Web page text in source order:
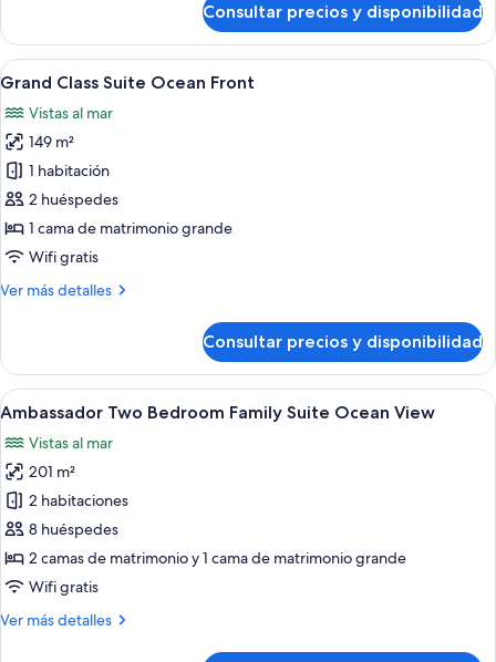
Pool
Suite
Consultar precios y disponibilidad
Abrir
todas
las
fotos
de
Grand
Class
Suite
Front
Una sala de estar moderna con sofá,
5
Grand Class Suite Ocean Front
Vistas al mar
149 m²
1 habitación
2 huéspedes
1 cama de matrimonio grande
Wifi gratis
Ver más detalles
Más
Class
Suite
Ocean
Consultar precios y disponibilidad
Abrir
todas
las
fotos
de
Ambassador
Two
Bedroom
Family
Suite
Una habitación de hotel moderna
5
Ambassador Two Bedroom Family Suite Ocean View
Vistas al mar
201 m²
2 habitaciones
8 huéspedes
2 camas de matrimonio y 1 cama de matrimonio grande
Wifi gratis
Ver más detalles
Más